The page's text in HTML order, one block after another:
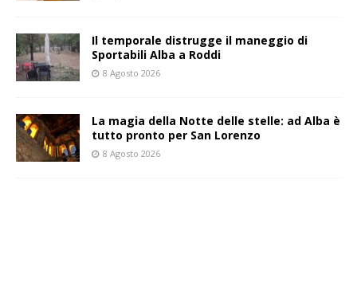
Il temporale distrugge il maneggio di
Sportabili Alba a Roddi
8 Agosto 2026
La magia della Notte delle stelle: ad Alba è
tutto pronto per San Lorenzo
8 Agosto 2026